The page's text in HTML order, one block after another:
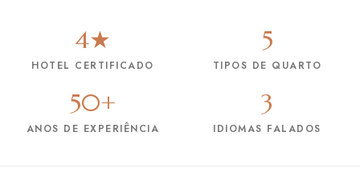
4★
HOTEL CERTIFICADO
5
TIPOS DE QUARTO
50+
ANOS DE EXPERIÊNCIA
3
IDIOMAS FALADOS